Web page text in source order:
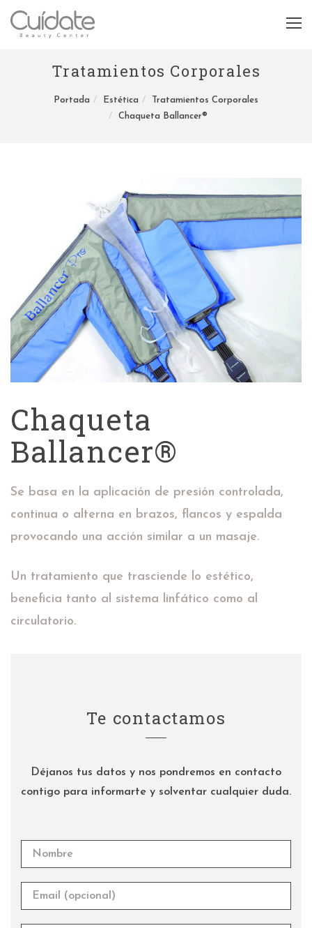
Tratamientos Corporales
Portada Estética
Tratamientos Corporales
Chaqueta Ballancer®
Chaqueta
Ballancer®
Se basa en la aplicación de presión controlada,
continua o alterna en brazos, flancos y espalda
provocando una acción similar a un masaje.
Un tratamiento que trasciende lo estético,
beneficia tanto al sistema linfático como al
circulatorio.
Te contactamos
Déjanos tus datos y nos pondremos en contacto
contigo para informarte y solventar cualquier duda.